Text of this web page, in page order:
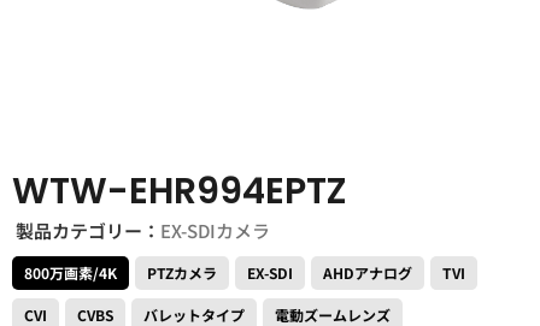
WTW-EHR994EPTZ
製品カテゴリー： EX-SDIカメラ
800万画素/4K PTZカメラ EX-SDI AHDアナログ TVI
CVI CVBS バレットタイプ 電動ズームレンズ